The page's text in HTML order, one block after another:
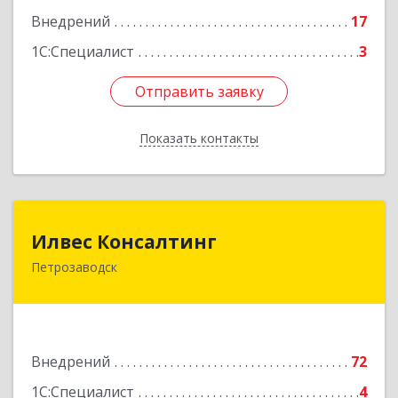
Внедрений
17
1С:Специалист
3
Отправить заявку
Показать контакты
Отправить заявку
Назад
Илвес Консалтинг
Петрозаводск
Внедрений
72
1С:Специалист
4
185001, Карелия Респ, Петрозаводск г,